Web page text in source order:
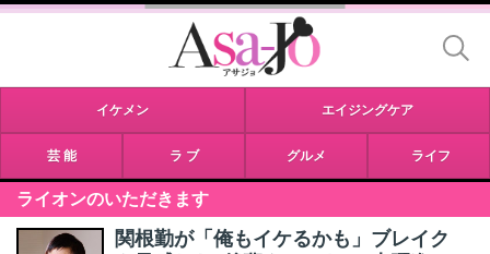
イケメン エイジングケア
芸 能 ラ ブ グルメ ライフ
ライオンのいただきます
関根勤が「俺もイケるかも」ブレイク